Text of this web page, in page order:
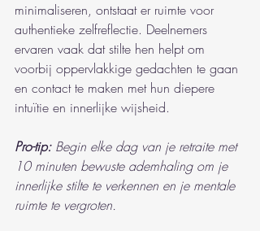
minimaliseren, ontstaat er ruimte voor
authentieke zelfreflectie. Deelnemers
ervaren vaak dat stilte hen helpt om
voorbij oppervlakkige gedachten te gaan
en contact te maken met hun diepere
intuïtie en innerlijke wijsheid.
Pro-tip: Begin elke dag van je retraite met
10 minuten bewuste ademhaling om je
innerlijke stilte te verkennen en je mentale
ruimte te vergroten.